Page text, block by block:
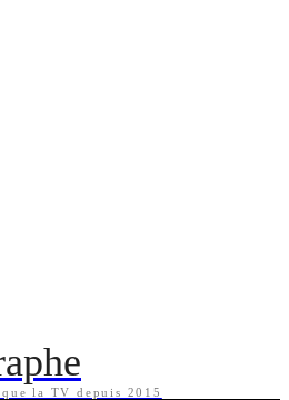
la TV depuis 2015